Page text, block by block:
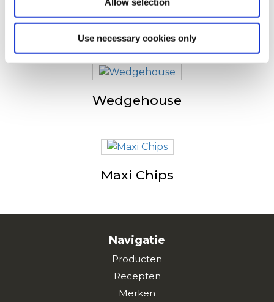
Use necessary cookies only
Potato Toast
Wedgehouse
Maxi Chips
Navigatie
Producten
Recepten
Merken